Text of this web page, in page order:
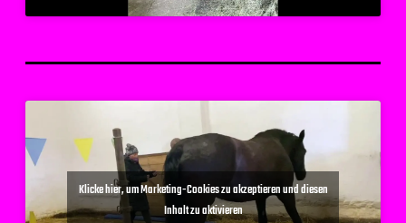
Klicke hier, um Marketing-Cookies zu akzeptieren und diesen
Inhalt zu aktivieren